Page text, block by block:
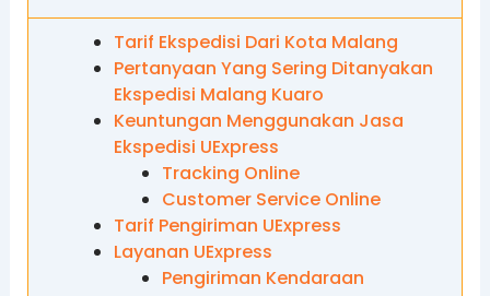
Tarif Ekspedisi Dari Kota Malang
Pertanyaan Yang Sering Ditanyakan
Ekspedisi Malang Kuaro
Keuntungan Menggunakan Jasa
Ekspedisi UExpress
Tracking Online
Customer Service Online
Tarif Pengiriman UExpress
Layanan UExpress
Pengiriman Kendaraan